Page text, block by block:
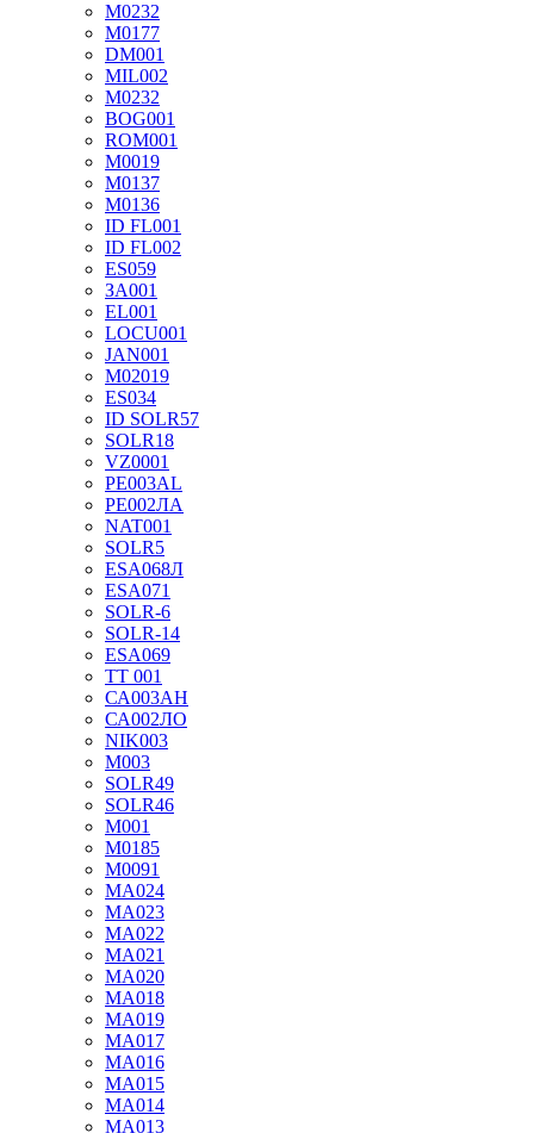
М0232
М0177
DM001
MIL002
M0232
BOG001
ROM001
М0019
М0137
М0136
ID FL001
ID FL002
ES059
ЗА001
EL001
LOCU001
JAN001
М02019
ES034
ID SOLR57
SOLR18
VZ0001
РЕ003АL
PE002ЛА
NAT001
SOLR5
ESA068Л
ESA071
SOLR-6
SOLR-14
ESA069
TT 001
СА003АН
СА002ЛО
NIK003
М003
SOLR49
SOLR46
М001
М0185
М0091
MA024
MA023
MA022
MA021
MA020
MA018
MA019
MA017
MA016
MA015
MA014
MA013